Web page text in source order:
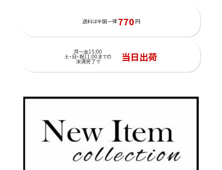
送料は全国一律 770 円
月～金15:00
土・日・祝11:00までの
決済完了で 当日出荷